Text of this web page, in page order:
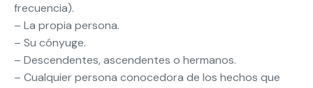
frecuencia).
– La propia persona.
– Su cónyuge.
– Descendentes, ascendentes o hermanos.
– Cualquier persona conocedora de los hechos que